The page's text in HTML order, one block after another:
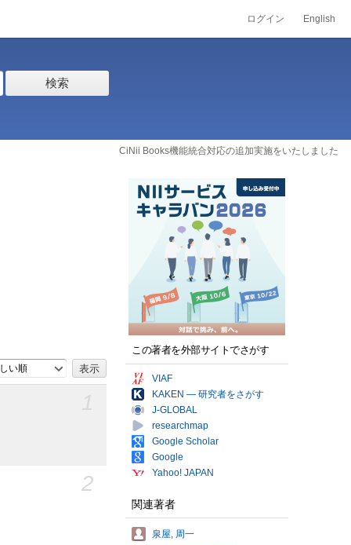
ログイン English
検索
CiNii Books機能統合対応の追加実施をいたしました
い順
2
この著者を外部サイトでさがす
VIAF
KAKEN — 研究者をさがす
J-GLOBAL
researchmap
Google Scholar
Google
Yahoo! JAPAN
関連著者
泉屋, 周一